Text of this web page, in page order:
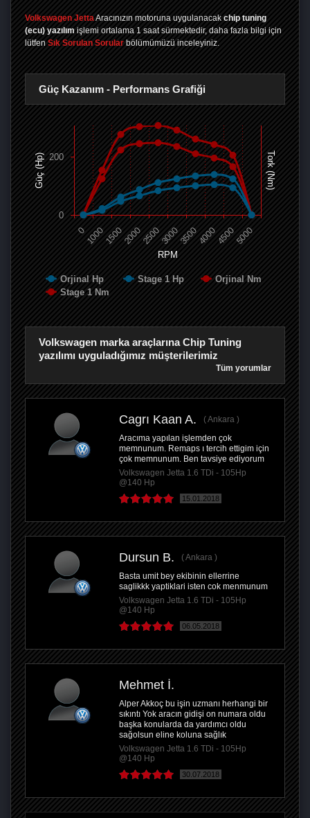
Volkswagen JettaAracınızın motoruna uygulanacak chip tuning
(ecu) yazılım işlemi ortalama 1 saat sürmektedir, daha fazla bilgi için
lütfen Sık Sorulan Sorular bölümümüzü inceleyiniz.
Güç Kazanım - Performans Grafiği
RPM
Güç (Hp) Tork (Nm)
Orjinal Hp Stage 1 Hp
Orjinal Nm
Stage 1 Nm
0 100015002000250030003500400045005000
0
200
Volkswagen marka araçlarına Chip Tuning
yazılımı uyguladığımız müşterilerimiz
Tüm yorumlar
Cagrı Kaan A.
Ankara
Aracıma yapılan işlemden çok
memnunum. Remaps ı tercih ettigim için
çok memnunum. Ben tavsiye ediyorum
Volkswagen Jetta 1.6 TDi - 105Hp
@140 Hp
15.01.2018
Dursun B.
Ankara
Basta umit bey ekibinin ellerrine
saglikkk yaptiklari isten cok menmunum
Volkswagen Jetta 1.6 TDi - 105Hp
@140 Hp
06.05.2018
Mehmet İ.
Alper Akkoç bu işin uzmanı herhangi bir
sıkıntı Yok aracın gidişi on numara oldu
başka konularda da yardımcı oldu
sağolsun eline koluna sağlık
Volkswagen Jetta 1.6 TDi - 105Hp
@140 Hp
30.07.2018